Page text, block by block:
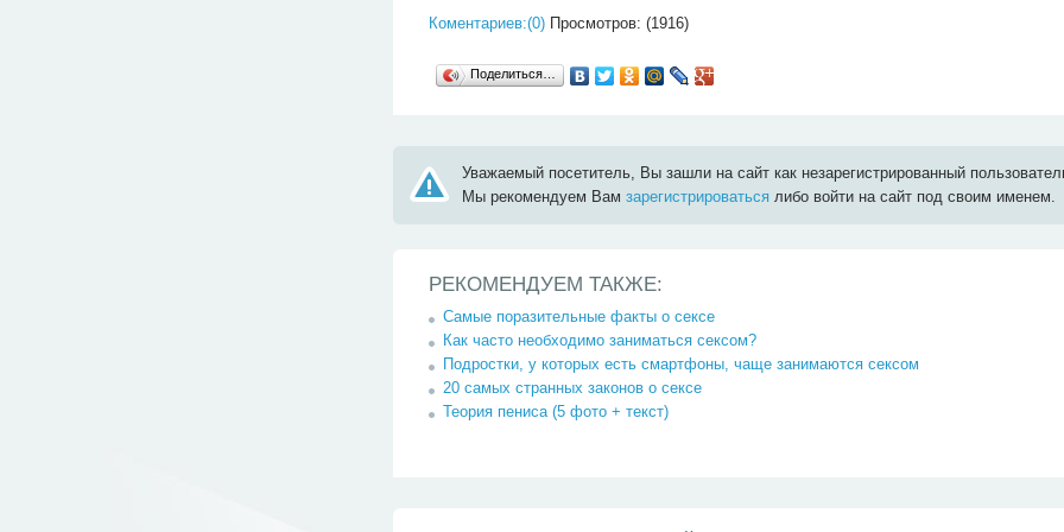
Коментариев:(0) Просмотров: (1916)
Поделиться…
Уважаемый посетитель, Вы зашли на сайт как незарегистрированный
Мы рекомендуем Вамзарегистрироваться либо войти на сайт под своим именем.
РЕКОМЕНДУЕМ ТАКЖЕ:
Самые поразительные факты о сексе
Как часто необходимо заниматься сексом?
Подростки, у которых есть смартфоны, чаще занимаются сексом
20 самых странных законов о сексе
Теория пениса (5 фото + текст)